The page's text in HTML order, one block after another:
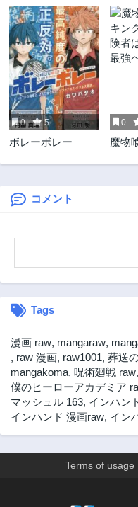
第24話
3年前
第22話
3年前
第20話
3年前
第18話
3年前
第16話
第14話
第8話
第5話
3年前
第3話
3年前
第1話
0 5
ボレーボレー
0
魔物
強へ
コメント
Tags
漫画 raw, mangaraw,
, raw 漫画, raw1001, 葬送
mangakoma, 呪術廻戦 raw,
僕のヒーローアカデミア
マッシュル 163, インハン
インハンド 漫画raw, イン
Terms of usage